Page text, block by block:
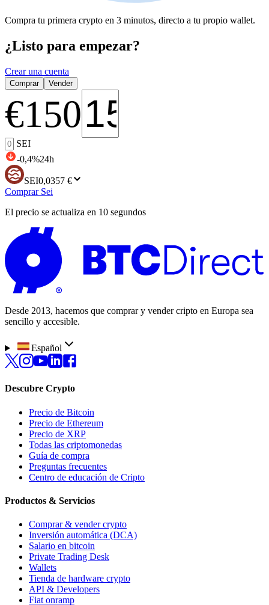
Compra tu primera crypto en 3 minutos, directo a tu propio wallet.
¿Listo para empezar?
Crear una cuenta
Comprar Vender
€150
SEI
-0,4%24h
SEI0,0357 €
Comprar Sei
El precio se actualiza en 10 segundos
Desde 2013, hacemos que comprar y vender cripto en Europa sea
sencillo y accesible.
Español
Descubre Crypto
Precio de Bitcoin
Precio de Ethereum
Precio de XRP
Todas las criptomonedas
Guía de compra
Preguntas frecuentes
Centro de educación de Cripto
Productos & Servicios
Comprar & vender crypto
Inversión automática (DCA)
Salario en bitcoin
Private Trading Desk
Wallets
Tienda de hardware crypto
API & Developers
Fiat onramp